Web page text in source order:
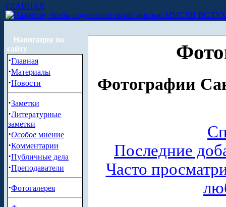
ГЛАВНАЯ
МЫСЛИ ВСЛУХ
Навигация по
сайту
·Главная
·Материалы
·Новости
·Заметки
·Литературные
заметки
·Особое мнение
·Комментарии
·Публичные дела
·Преподаватели
·Фотогалерея
Фотографии
Последние
Часто